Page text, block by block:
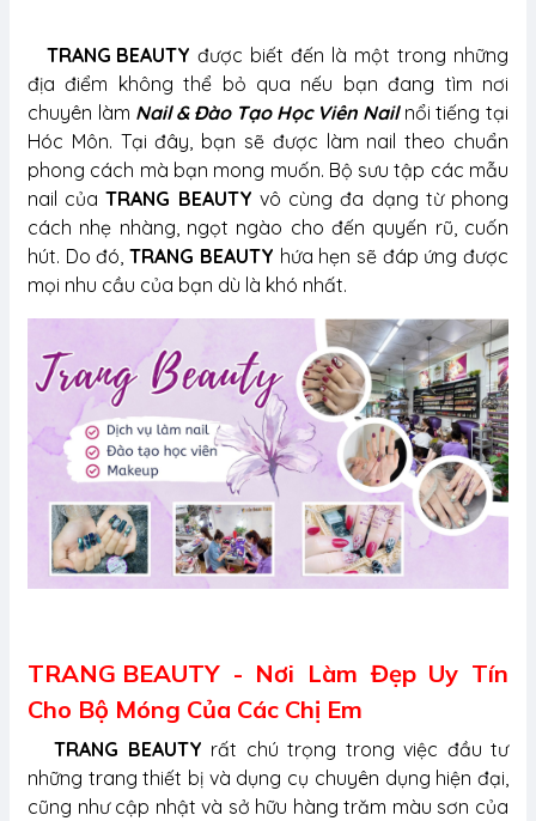
TRANG BEAUTY được biết đến là một trong những
địa điểm không thể bỏ qua nếu bạn đang tìm nơi
chuyên làm Nail & Đào Tạo Học Viên Nailnổi tiếng tại
Hóc Môn. Tại đây, bạn sẽ được làm nail theo chuẩn
phong cách mà bạn mong muốn. Bộ sưu tập các mẫu
nail củaTRANG BEAUTY vô cùng đa dạng từ phong
cách nhẹ nhàng, ngọt ngào cho đến quyến rũ, cuốn
hút. Do đó,TRANG BEAUTY hứa hẹn sẽ đáp ứng được
mọi nhu cầu của bạn dù là khó nhất.
TRANG BEAUTY - Nơi Làm Đẹp Uy Tín
Cho Bộ Móng Của Các Chị Em
TRANG BEAUTY rất chú trọng trong việc đầu tư
những trang thiết bị và dụng cụ chuyên dụng hiện đại,
cũng như cập nhật và sở hữu hàng trăm màu sơn của